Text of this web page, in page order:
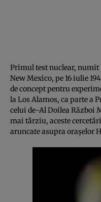
Primul test nuclear, numit
New Mexico, pe 16 iulie
de concept pentru
la Los Alamos, ca parte a
celui de-Al Doilea Război
mai târziu, aceste
aruncate asupra orașelor